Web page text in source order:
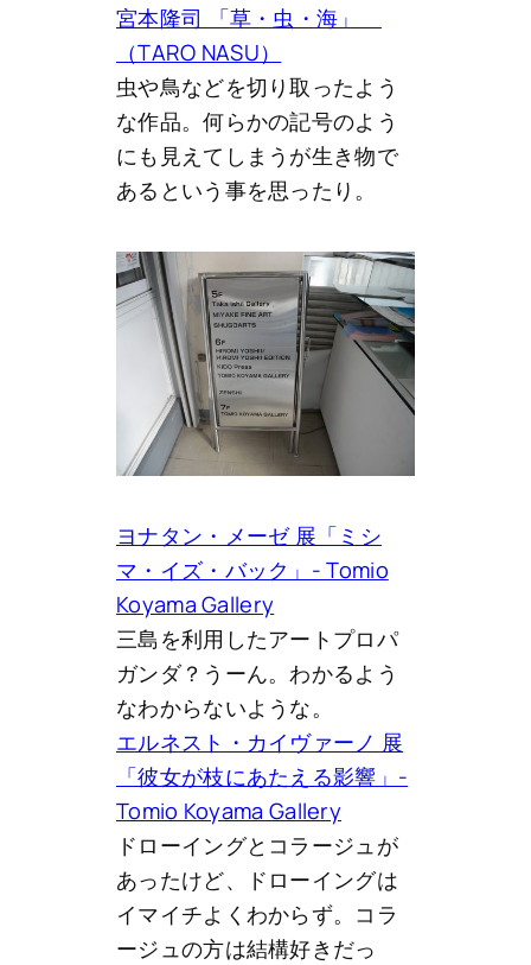
宮本隆司 「草・虫・海」
（TARO NASU）
虫や鳥などを切り取ったよう
な作品。何らかの記号のよう
にも見えてしまうが生き物で
あるという事を思ったり。
ヨナタン・メーゼ 展「ミシ
マ・イズ・バック」- Tomio
Koyama Gallery
三島を利用したアートプロパ
ガンダ？うーん。わかるよう
なわからないような。
エルネスト・カイヴァーノ 展
「彼女が枝にあたえる影響」-
Tomio Koyama Gallery
ドローイングとコラージュが
あったけど、ドローイングは
イマイチよくわからず。コラ
ージュの方は結構好きだっ